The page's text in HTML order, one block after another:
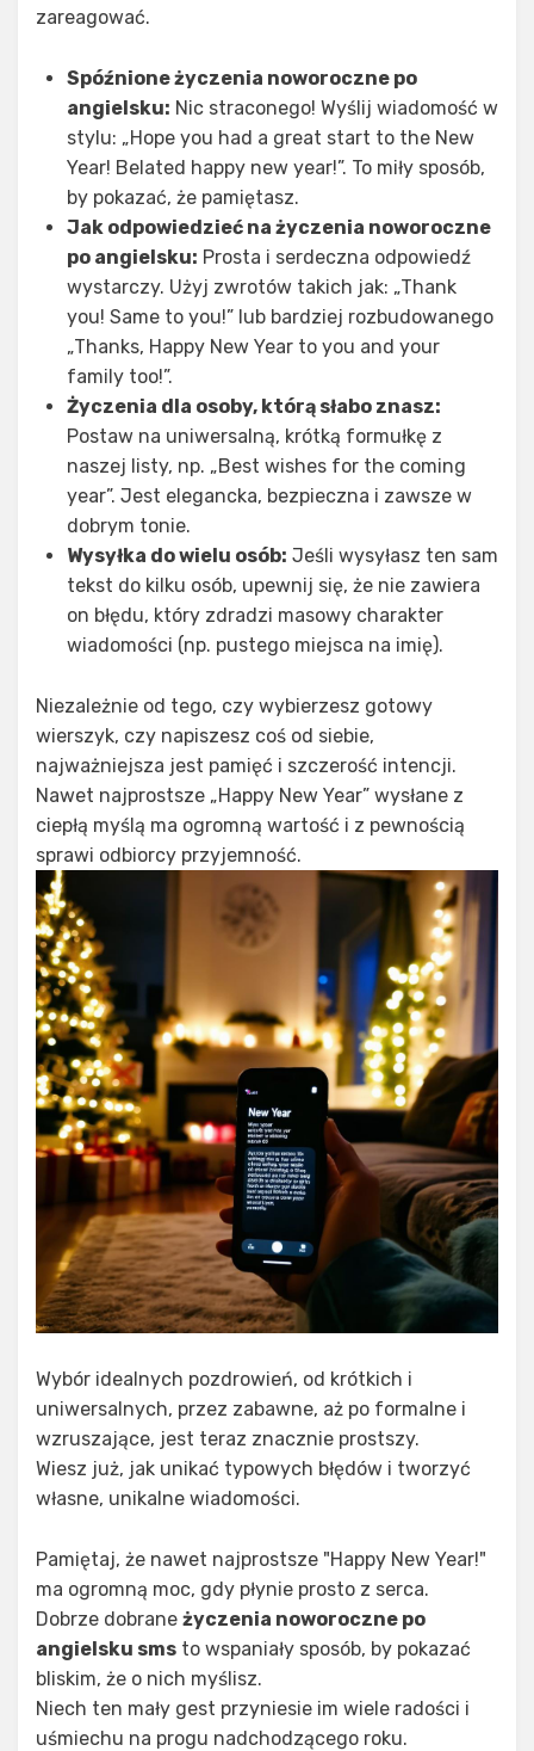
zareagować.
Spóźnione życzenia noworoczne po
angielsku: Nic straconego! Wyślij wiadomość w
stylu: „Hope you had a great start to the New
Year! Belated happy new year!”. To miły sposób,
by pokazać, że pamiętasz.
Jak odpowiedzieć na życzenia noworoczne
po angielsku: Prosta i serdeczna odpowiedź
wystarczy. Użyj zwrotów takich jak: „Thank
you! Same to you!” lub bardziej rozbudowanego
„Thanks, Happy New Year to you and your
family too!”.
Życzenia dla osoby, którą słabo znasz:
Postaw na uniwersalną, krótką formułkę z
naszej listy, np. „Best wishes for the coming
year”. Jest elegancka, bezpieczna i zawsze w
dobrym tonie.
Wysyłka do wielu osób: Jeśli wysyłasz ten sam
tekst do kilku osób, upewnij się, że nie zawiera
on błędu, który zdradzi masowy charakter
wiadomości (np. pustego miejsca na imię).
Niezależnie od tego, czy wybierzesz gotowy
wierszyk, czy napiszesz coś od siebie,
najważniejsza jest pamięć i szczerość intencji.
Nawet najprostsze „Happy New Year” wysłane z
ciepłą myślą ma ogromną wartość i z pewnością
sprawi odbiorcy przyjemność.
Wybór idealnych pozdrowień, od krótkich i
uniwersalnych, przez zabawne, aż po formalne i
wzruszające, jest teraz znacznie prostszy.
Wiesz już, jak unikać typowych błędów i tworzyć
własne, unikalne wiadomości.
Pamiętaj, że nawet najprostsze "Happy New Year!"
ma ogromną moc, gdy płynie prosto z serca.
Dobrze dobrane życzenia noworoczne po
angielsku sms to wspaniały sposób, by pokazać
bliskim, że o nich myślisz.
Niech ten mały gest przyniesie im wiele radości i
uśmiechu na progu nadchodzącego roku.